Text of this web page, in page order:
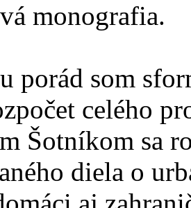
monografia.
porád som
celého
Šotníkom sa
diela o